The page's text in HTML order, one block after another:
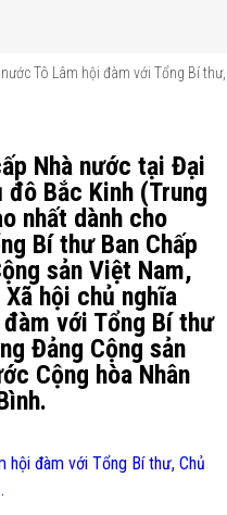
Tô Lâm hội đàm với Tổng Bí thư,
Nhà nước tại Đại
đô Bắc Kinh (Trung
nhất dành cho
Bí thư Ban Chấp
sản Việt Nam,
hội chủ nghĩa
với Tổng Bí thư
Đảng Cộng sản
Cộng hòa Nhân